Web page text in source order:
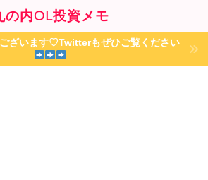
の内OL投資メモ
ざいます♡Twitterもぜひご覧ください